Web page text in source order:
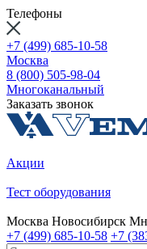
Телефоны
+7 (499) 685-10-58
Москва
8 (800) 505-98-04
Многоканальный
Заказать звонок
Акции
Тест оборудования
Москва Новосибирск
+7 (499) 685-10-58 +7